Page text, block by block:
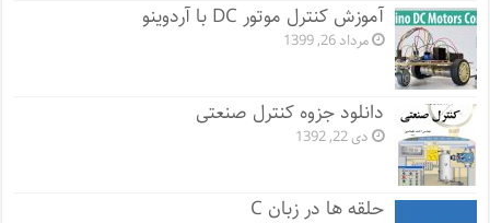
آموزش کنترل موتور DC با آردوینو
مرداد 26, 1399
دانلود جزوه کنترل صنعتی
دی 22, 1392
حلقه ها در زبان C